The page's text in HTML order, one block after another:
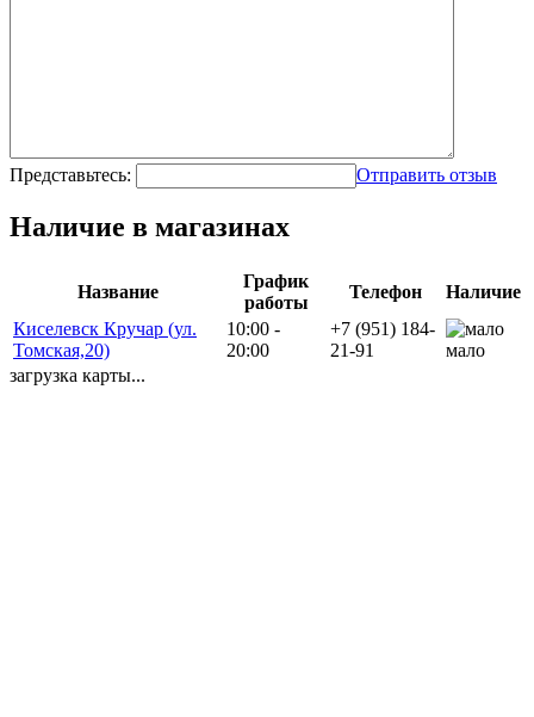
Представьтесь: Отправить отзыв
Наличие в магазинах
Название
График
работы
Телефон
Наличие
Киселевск Кручар (ул.
Томская,20)
10:00 -
20:00
+7 (951) 184-
21-91
мало
загрузка карты...